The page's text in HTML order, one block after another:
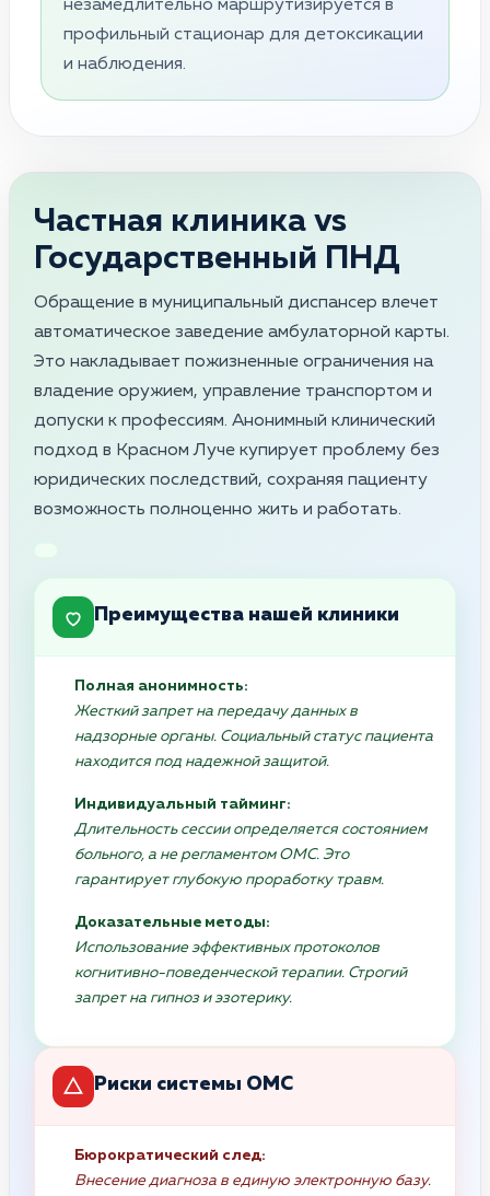
незамедлительно маршрутизируется в
профильный стационар для детоксикации
и наблюдения.
Частная клиника vs
Государственный ПНД
Обращение в муниципальный диспансер влечет
автоматическое заведение амбулаторной карты.
Это накладывает пожизненные ограничения на
владение оружием, управление транспортом и
допуски к профессиям. Анонимный клинический
подход в Красном Луче купирует проблему без
юридических последствий, сохраняя пациенту
возможность полноценно жить и работать.
Преимущества нашей клиники
Полная анонимность:
Жесткий запрет на передачу данных в
надзорные органы. Социальный статус пациента
находится под надежной защитой.
Индивидуальный тайминг:
Длительность сессии определяется состоянием
больного, а не регламентом ОМС. Это
гарантирует глубокую проработку травм.
Доказательные методы:
Использование эффективных протоколов
когнитивно-поведенческой терапии. Строгий
запрет на гипноз и эзотерику.
Риски системы ОМС
Бюрократический след:
Внесение диагноза в единую электронную базу.